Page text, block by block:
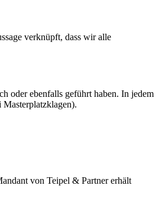
verknüpft, dass wir alle
oder ebenfalls geführt haben. In jedem
Masterplatzklagen).
von Teipel & Partner erhält